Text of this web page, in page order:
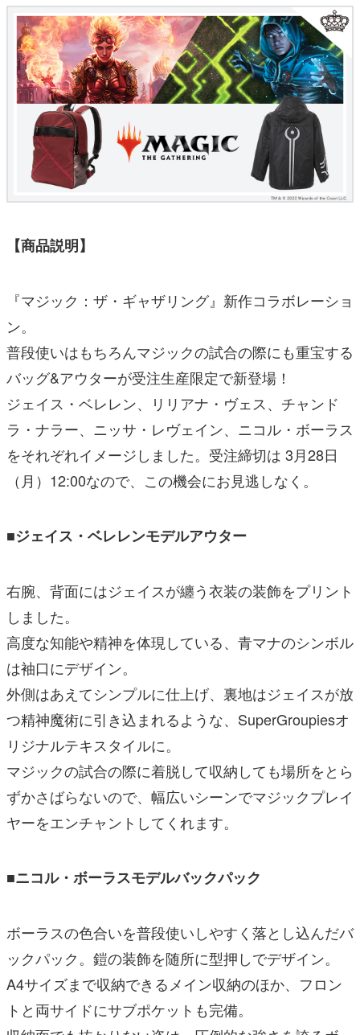
【商品説明】
『マジック：ザ・ギャザリング』新作コラボレーショ
ン。
普段使いはもちろんマジックの試合の際にも重宝する
バッグ&アウターが受注⽣産限定で新登場！
ジェイス・ベレレン、リリアナ・ヴェス、チャンド
ラ・ナラー、ニッサ・レヴェイン、ニコル・ボーラス
をそれぞれイメージしました。受注締切は 3⽉28⽇
（⽉）12:00なので、この機会にお⾒逃しなく。
■ジェイス・ベレレンモデルアウター
右腕、背⾯にはジェイスが纏う⾐装の装飾をプリント
しました。
⾼度な知能や精神を体現している、⻘マナのシンボル
は袖⼝にデザイン。
外側はあえてシンプルに仕上げ、裏地はジェイスが放
つ精神魔術に引き込まれるような、SuperGroupiesオ
リジナルテキスタイルに。
マジックの試合の際に着脱して収納しても場所をとら
ずかさばらないので、幅広いシーンでマジックプレイ
ヤーをエンチャントしてくれます。
■ニコル・ボーラスモデルバックパック
ボーラスの⾊合いを普段使いしやすく落とし込んだバ
ックパック。鎧の装飾を随所に型押しでデザイン。
A4サイズまで収納できるメイン収納のほか、フロン
トと両サイドにサブポケットも完備。